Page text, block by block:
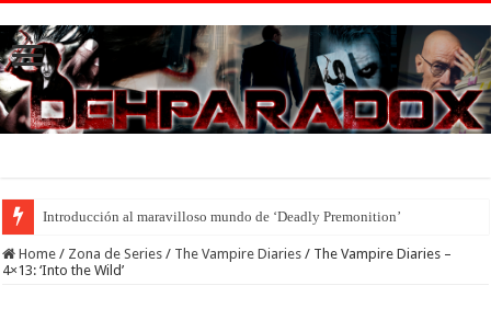
Introducción al maravilloso mundo de ‘Deadly Premonition’
Home / Zona de Series / The Vampire Diaries / The Vampire Diaries –
4×13: ‘Into the Wild’